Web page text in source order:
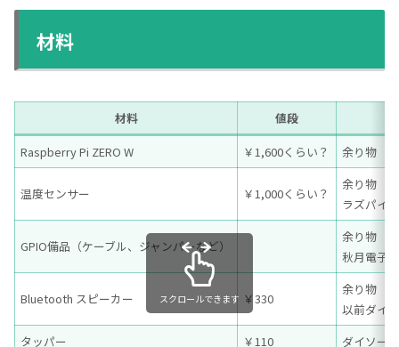
材料
材料 値段
Raspberry Pi ZERO W
￥1,600くらい？ 余り物
温度センサー ￥1,000くらい？
余り物
ラズパイ
GPIO備品（ケーブル、ジャンパーなど）
余り物
秋月電子
Bluetooth スピーカー ￥330
余り物
以前ダイ
タッパー
￥110 ダイソー
スクロールできます